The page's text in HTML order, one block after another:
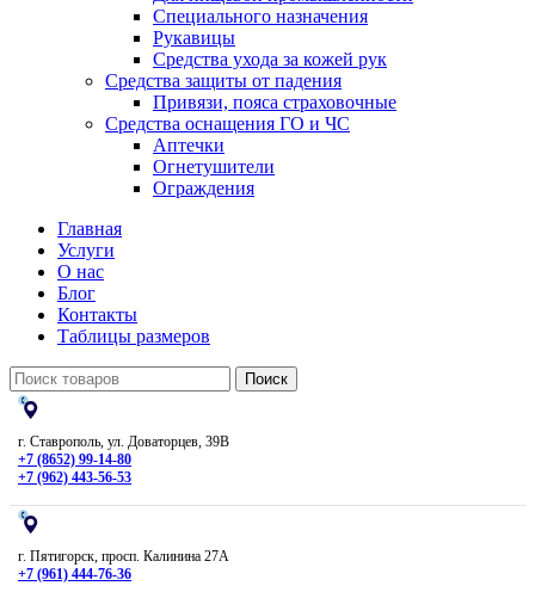
Специального назначения
Рукавицы
Средства ухода за кожей рук
Средства защиты от падения
Привязи, пояса страховочные
Средства оснащения ГО и ЧС
Аптечки
Огнетушители
Ограждения
Главная
Услуги
О нас
Блог
Контакты
Таблицы размеров
Поиск
г. Ставрополь, ул. Доваторцев, 39В
+7 (8652) 99-14-80
+7 (962) 443-56-53
г. Пятигорск, просп. Калинина 27А
+7 (961) 444-76-36